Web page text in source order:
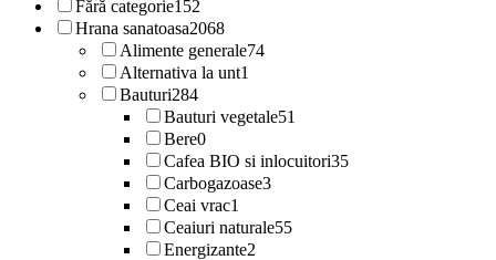
Fără categorie152
Hrana sanatoasa2068
Alimente generale74
Alternativa la unt1
Bauturi284
Bauturi vegetale51
Bere0
Cafea BIO si inlocuitori35
Carbogazoase3
Ceai vrac1
Ceaiuri naturale55
Energizante2